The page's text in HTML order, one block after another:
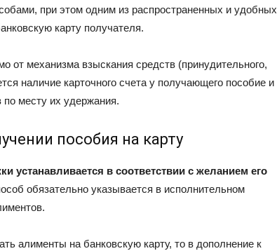
при этом одним из распространенных и удобных
карту получателя.
от механизма взыскания средств (принудительного,
наличие карточного счета у получающего пособие и
по месту их удержания.
пособия на карту
устанавливается в соответствии с желанием его
обязательно указывается в исполнительном
алименты на банковскую карту, то в дополнение к